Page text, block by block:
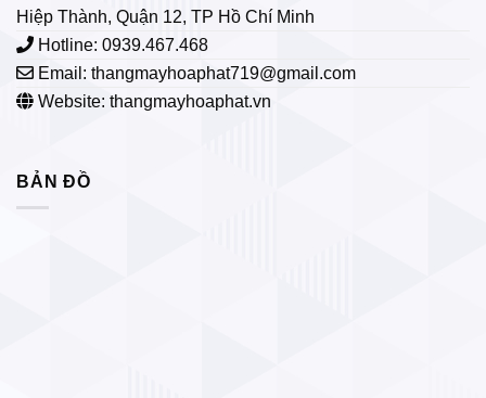
Hiệp Thành, Quận 12, TP Hồ Chí Minh
Hotline: 0939.467.468
Email: thangmayhoaphat719@gmail.com
Website: thangmayhoaphat.vn
BẢN ĐỒ